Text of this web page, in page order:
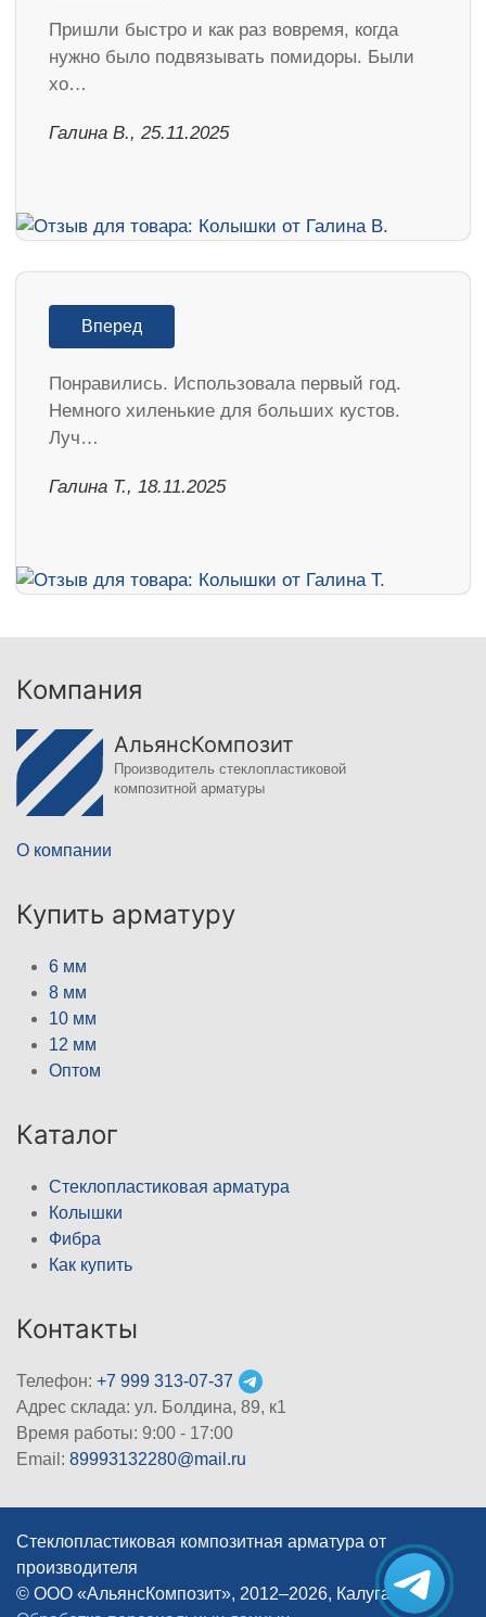
Пришли быстро и как раз вовремя, когда
нужно было подвязывать помидоры. Были
хо…
Галина В., 25.11.2025
Вперед
Понравились. Использовала первый год.
Немного хиленькие для больших кустов.
Луч…
Галина Т., 18.11.2025
Компания
АльянсКомпозит
Производитель стеклопластиковой
композитной арматуры
О компании
Купить арматуру
6 мм
8 мм
10 мм
12 мм
Оптом
Каталог
Стеклопластиковая арматура
Колышки
Фибра
Как купить
Контакты
Телефон: +7 999 313-07-37
Адрес склада: ул. Болдина, 89, к1
Время работы: 9:00 - 17:00
Email: 89993132280@mail.ru
Стеклопластиковая композитная арматура от
производителя
© ООО «АльянсКомпозит», 2012–2026, Калуга
|